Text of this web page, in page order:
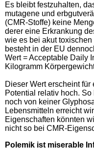
Es bleibt festzuhalten,
mutagene und
(CMR-Stoffe) keine
derer eine Erkrankung
wie es bei akut
besteht in der EU
Wert = Acceptable Daily
Kilogramm
Dieser Wert erscheint
Potential relativ hoch.
noch von keiner
Lebensmitteln erreicht
Eigenschaften könnten
nicht so bei CMR-
Polemik ist miserable